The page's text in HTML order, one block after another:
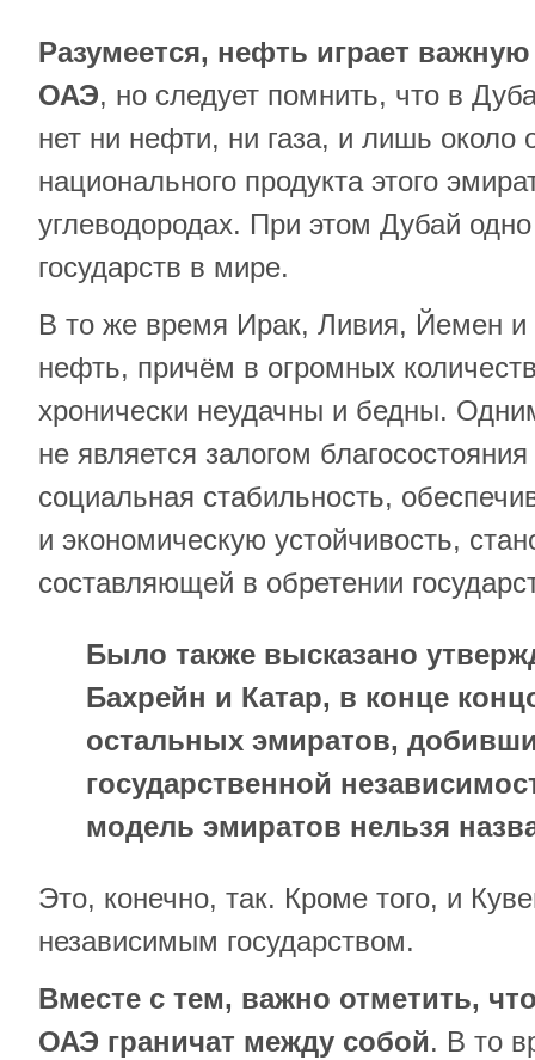
Разумеется, нефть играет
ОАЭ, но следует помнить, что в
нет ни нефти, ни газа, и лишь около
национального продукта этого
углеводородах. При этом Дубай
государств в мире.
В то же время Ирак, Ливия, Йемен
нефть, причём в огромных
хронически неудачны и бедны.
не является залогом
социальная стабильность,
и экономическую устойчивость,
составляющей в обретении
Было также высказано
Бахрейн и Катар, в конце
остальных эмиратов,
государственной
модель эмиратов нельзя
Это, конечно, так. Кроме того, и
независимым государством.
Вместе с тем, важно отметить,
ОАЭ граничат между собой. В то